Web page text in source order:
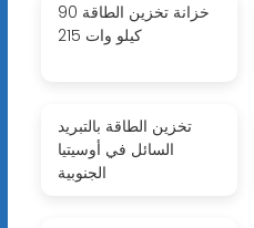
خزانة تخزين الطاقة 90
كيلو وات 215
تخزين الطاقة بالتبريد
السائل في أوسيتيا
الجنوبية